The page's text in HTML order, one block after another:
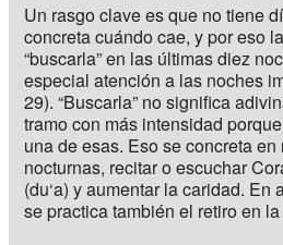
Un rasgo clave es que no tiene
concreta cuándo cae, y por eso
“buscarla” en las últimas diez
especial atención a las noches
29). “Buscarla” no significa
tramo con más intensidad
una de esas. Eso se concreta
nocturnas, recitar o escuchar
(du‘a) y aumentar la caridad.
se practica también el retiro en la